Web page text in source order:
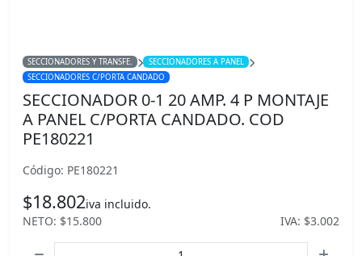
SECCIONADORES Y TRANSFE.
SECCIONADORES A PANEL
SECCIONADORES C/PORTA CANDADO
SECCIONADOR 0-1 20 AMP. 4 P MONTAJE
A PANEL C/PORTA CANDADO. COD
PE180221
Código: PE180221
$18.802iva incluido.
NETO: $15.800
IVA: $3.002